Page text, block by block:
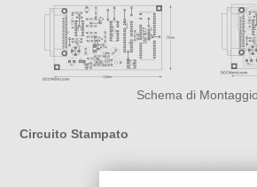
Schema di Montaggio
Circuito Stampato